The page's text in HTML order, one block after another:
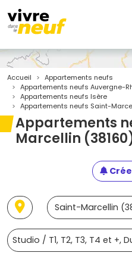
Accueil
Appartements neufs
Appartements neufs Auvergne-
Appartements neufs Isère
Appartements neufs Saint-
Appartements
Marcellin